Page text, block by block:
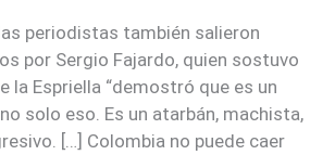
periodistas también salieron
por Sergio Fajardo, quien sostuvo
la Espriella “demostró que es un
solo eso. Es un atarbán, machista,
[…] Colombia no puede caer